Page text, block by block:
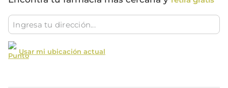
Usar mi ubicación actual